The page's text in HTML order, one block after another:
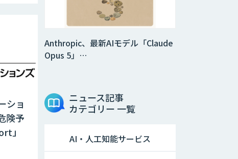
ショ
険予
」
Anthropic、最新AIモデル「Claude
Opus 5」…
ニュース記事
カテゴリー 一覧
AI・人工知能サービス